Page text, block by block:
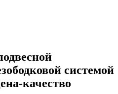
системой
качество